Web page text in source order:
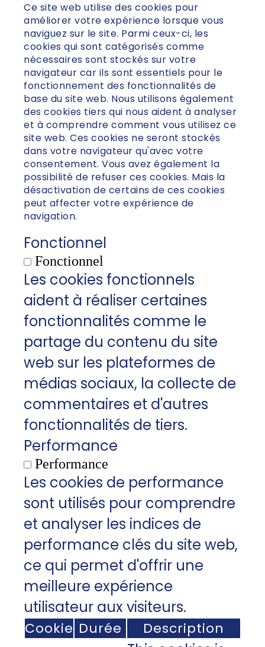
Ce site web utilise des cookies pour
améliorer votre expérience lorsque vous
naviguez sur le site. Parmi ceux-ci, les
cookies qui sont catégorisés comme
nécessaires sont stockés sur votre
navigateur car ils sont essentiels pour le
fonctionnement des fonctionnalités de
base du site web. Nous utilisons également
des cookies tiers qui nous aident à analyser
et à comprendre comment vous utilisez ce
site web. Ces cookies ne seront stockés
dans votre navigateur qu'avec votre
consentement. Vous avez également la
possibilité de refuser ces cookies. Mais la
désactivation de certains de ces cookies
peut affecter votre expérience de
navigation.
Fonctionnel
Fonctionnel
Les cookies fonctionnels
aident à réaliser certaines
fonctionnalités comme le
partage du contenu du site
web sur les plateformes de
médias sociaux, la collecte de
commentaires et d'autres
fonctionnalités de tiers.
Performance
Performance
Les cookies de performance
sont utilisés pour comprendre
et analyser les indices de
performance clés du site web,
ce qui permet d'offrir une
meilleure expérience
utilisateur aux visiteurs.
Cookie Durée Description